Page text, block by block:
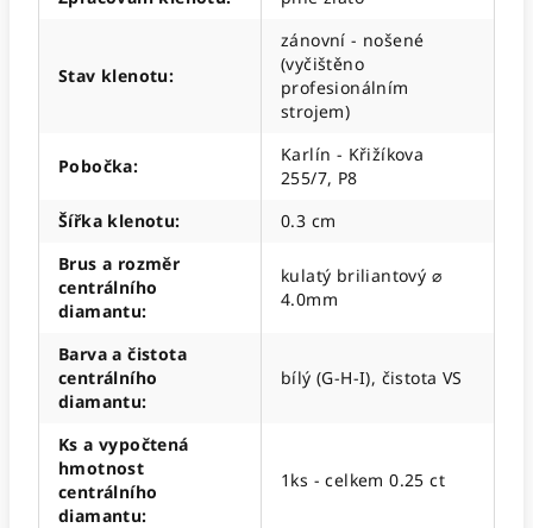
Stav klenotu:
zánovní - nošené
(vyčištěno
profesionálním
strojem)
Pobočka:
Karlín - Křižíkova
255/7, P8
Šířka klenotu:
0.3 cm
Brus a rozměr
centrálního
diamantu:
kulatý briliantový ⌀
4.0mm
Barva a čistota
centrálního
diamantu:
bílý (G-H-I), čistota VS
Ks a vypočtená
hmotnost
centrálního
diamantu:
1ks - celkem 0.25 ct